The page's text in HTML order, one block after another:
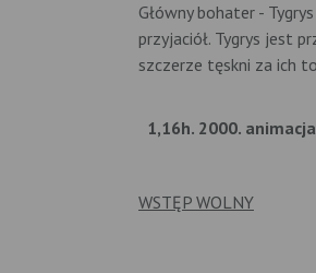
Główny bohater -
przyjaciół. Tygrys jest
szczerze tęskni za ich
1,16h. 2000. animacja
WSTĘP WOLNY